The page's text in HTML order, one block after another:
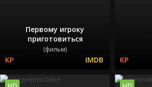
Первому игроку
приготовиться
(фильм)